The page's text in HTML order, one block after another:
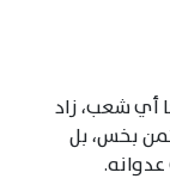
أي شعب، زاد
بخس، بل